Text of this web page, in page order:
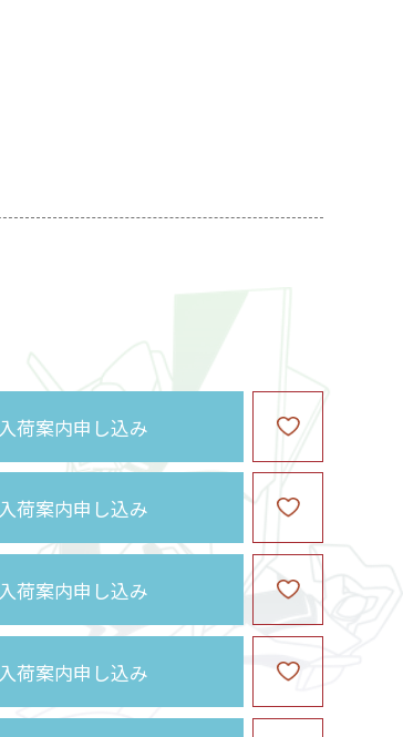
入荷案内申し込み
入荷案内申し込み
入荷案内申し込み
入荷案内申し込み